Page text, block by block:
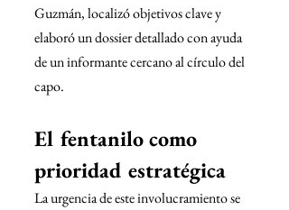
Guzmán, localizó objetivos clave y
elaboró un dossier detallado con ayuda
de un informante cercano al círculo del
capo.
El fentanilo como
prioridad estratégica
La urgencia de este involucramiento se